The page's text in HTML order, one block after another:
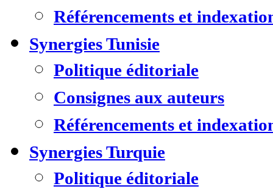
Référencements et
Synergies Tunisie
Politique éditoriale
Consignes aux auteurs
Référencements et
Synergies Turquie
Politique éditoriale